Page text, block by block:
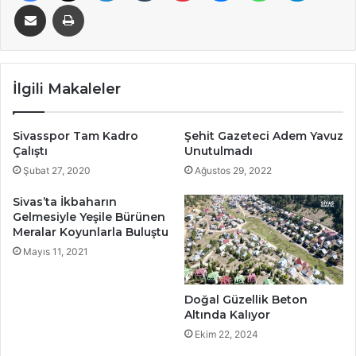
E-Posta ile paylaş Yazdır
İlgili Makaleler
Sivasspor Tam Kadro
Çalıştı
Şubat 27, 2020
Şehit Gazeteci Adem Yavuz
Unutulmadı
Ağustos 29, 2022
Sivas’ta İkbaharın
Gelmesiyle Yeşile Bürünen
Meralar Koyunlarla Buluştu
Mayıs 11, 2021
Doğal Güzellik Beton
Altında Kalıyor
Ekim 22, 2024